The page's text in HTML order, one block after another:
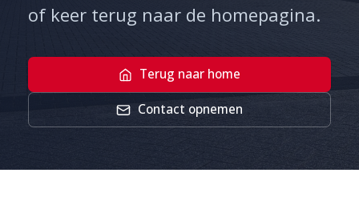
of keer terug naar de homepagina.
Terug naar home
Contact opnemen